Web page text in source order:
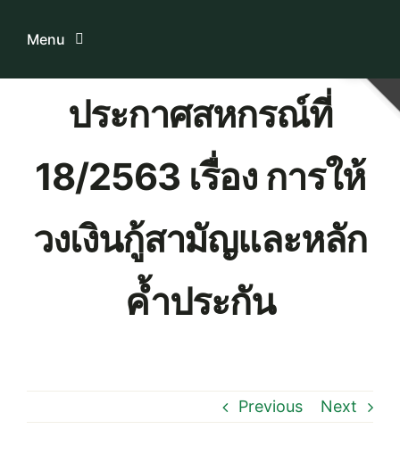
Menu
ระบบบริการสมาชิก
เกี่ยวกับเรา
ความรู้เกี่ยวกับสหกรณ์
Download
ประกาศสหกรณ์ที่
18/2563 เรื่อง การให้
วงเงินกู้สามัญและหลัก
ค้ำประกัน
Previous Next